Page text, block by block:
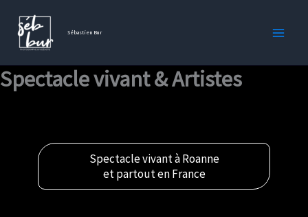
contenu
Sébastien Bur
Spectacle vivant & Artistes
Spectacle vivant à Roanne
et partout en France